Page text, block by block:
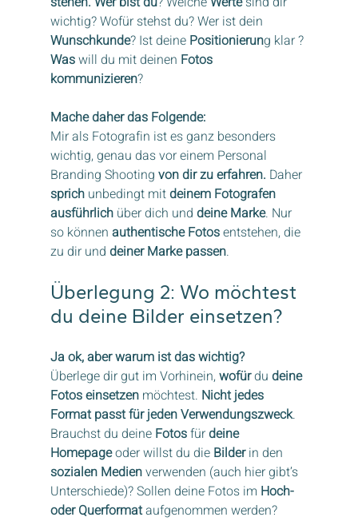
wichtig? Wofür stehst du? Wer ist dein
Wunschkunde? Ist deine Positionierung klar ?
Was will du mit deinen Fotos
kommunizieren?
Mache daher das Folgende:
Mir als Fotografin ist es ganz besonders
wichtig, genau das vor einem Personal
Branding Shooting von dir zu erfahren. Daher
sprich unbedingt mit deinem Fotografen
ausführlich über dich und deine Marke. Nur
so können authentische Fotos entstehen, die
zu dir und deiner Marke passen.
Überlegung 2: Wo möchtest
du deine Bilder einsetzen?
Ja ok, aber warum ist das wichtig?
Überlege dir gut im Vorhinein, wofür du deine
Fotos einsetzen möchtest. Nicht jedes
Format passt für jeden Verwendungszweck.
Brauchst du deine Fotos für deine
Homepage oder willst du die Bilder in den
sozialen Medien verwenden (auch hier gibt’s
Unterschiede)? Sollen deine Fotos im Hoch-
oder Querformat aufgenommen werden?